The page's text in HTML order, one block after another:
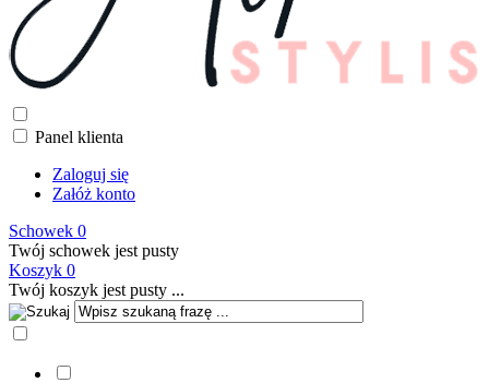
Panel klienta
Zaloguj się
Załóż konto
Schowek 0
Twój schowek jest pusty
Koszyk 0
Twój koszyk jest pusty ...